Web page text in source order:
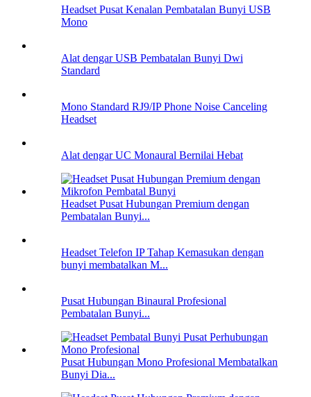
Headset Pusat Kenalan Pembatalan Bunyi USB
Mono
Alat dengar USB Pembatalan Bunyi Dwi
Standard
Mono Standard RJ9/IP Phone Noise Canceling
Headset
Alat dengar UC Monaural Bernilai Hebat
Headset Pusat Hubungan Premium dengan
Pembatalan Bunyi...
Headset Telefon IP Tahap Kemasukan dengan
bunyi membatalkan M...
Pusat Hubungan Binaural Profesional
Pembatalan Bunyi...
Pusat Hubungan Mono Profesional Membatalkan
Bunyi Dia...